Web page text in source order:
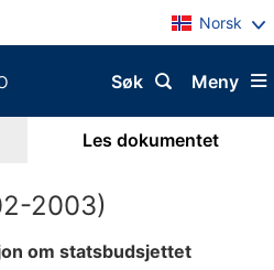
Norsk
Meny
Søk
Les dokumentet
2003)
om statsbudsjettet